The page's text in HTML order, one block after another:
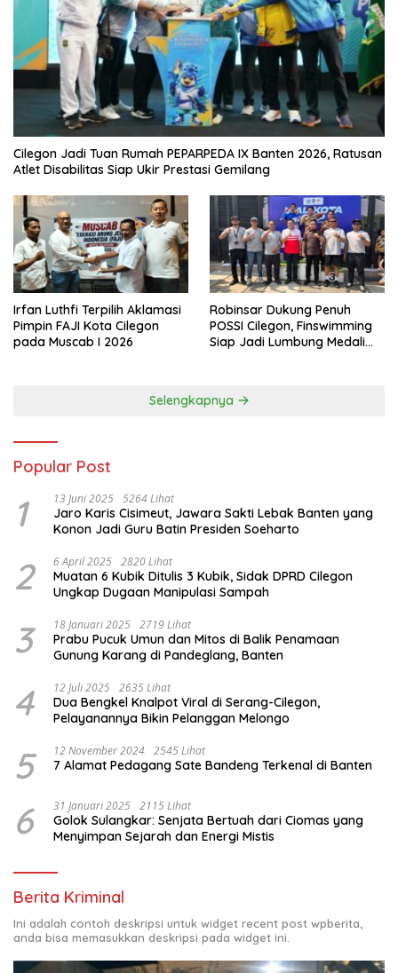
Cilegon Jadi Tuan Rumah PEPARPEDA IX Banten 2026, Ratusan
Atlet Disabilitas Siap Ukir Prestasi Gemilang
Irfan Luthfi Terpilih Aklamasi
Pimpin FAJI Kota Cilegon
pada Muscab I 2026
Robinsar Dukung Penuh
POSSI Cilegon, Finswimming
Siap Jadi Lumbung Medali
Selengkapnya
Popular Post
1 13 Juni 2025 5264 Lihat
Jaro Karis Cisimeut, Jawara Sakti Lebak Banten yang
Konon Jadi Guru Batin Presiden Soeharto
2 6 April 2025 2820 Lihat
Muatan 6 Kubik Ditulis 3 Kubik, Sidak DPRD Cilegon
Ungkap Dugaan Manipulasi Sampah
3 18 Januari 2025 2719 Lihat
Prabu Pucuk Umun dan Mitos di Balik Penamaan
Gunung Karang di Pandeglang, Banten
4 12 Juli 2025 2635 Lihat
Dua Bengkel Knalpot Viral di Serang-Cilegon,
Pelayanannya Bikin Pelanggan Melongo
5 12 November 2024 2545 Lihat
7 Alamat Pedagang Sate Bandeng Terkenal di Banten
6 31 Januari 2025 2115 Lihat
Golok Sulangkar: Senjata Bertuah dari Ciomas yang
Menyimpan Sejarah dan Energi Mistis
Berita Kriminal
Ini adalah contoh deskripsi untuk widget recent post wpberita,
anda bisa memasukkan deskripsi pada widget ini.